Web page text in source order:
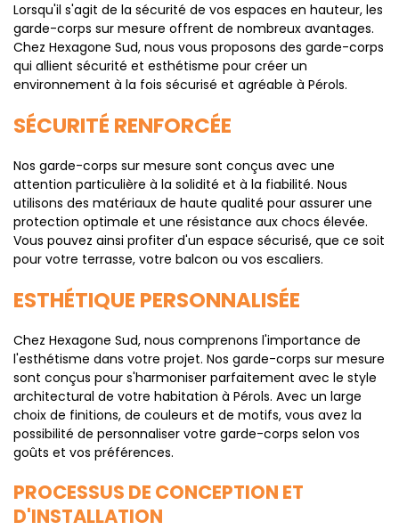
Lorsqu'il s'agit de la sécurité de vos espaces en hauteur, les
garde-corps sur mesure offrent de nombreux avantages.
Chez Hexagone Sud, nous vous proposons des garde-corps
qui allient sécurité et esthétisme pour créer un
environnement à la fois sécurisé et agréable à Pérols.
SÉCURITÉ RENFORCÉE
Nos garde-corps sur mesure sont conçus avec une
attention particulière à la solidité et à la fiabilité. Nous
utilisons des matériaux de haute qualité pour assurer une
protection optimale et une résistance aux chocs élevée.
Vous pouvez ainsi profiter d'un espace sécurisé, que ce soit
pour votre terrasse, votre balcon ou vos escaliers.
ESTHÉTIQUE PERSONNALISÉE
Chez Hexagone Sud, nous comprenons l'importance de
l'esthétisme dans votre projet. Nos garde-corps sur mesure
sont conçus pour s'harmoniser parfaitement avec le style
architectural de votre habitation à Pérols. Avec un large
choix de finitions, de couleurs et de motifs, vous avez la
possibilité de personnaliser votre garde-corps selon vos
goûts et vos préférences.
PROCESSUS DE CONCEPTION ET
D'INSTALLATION